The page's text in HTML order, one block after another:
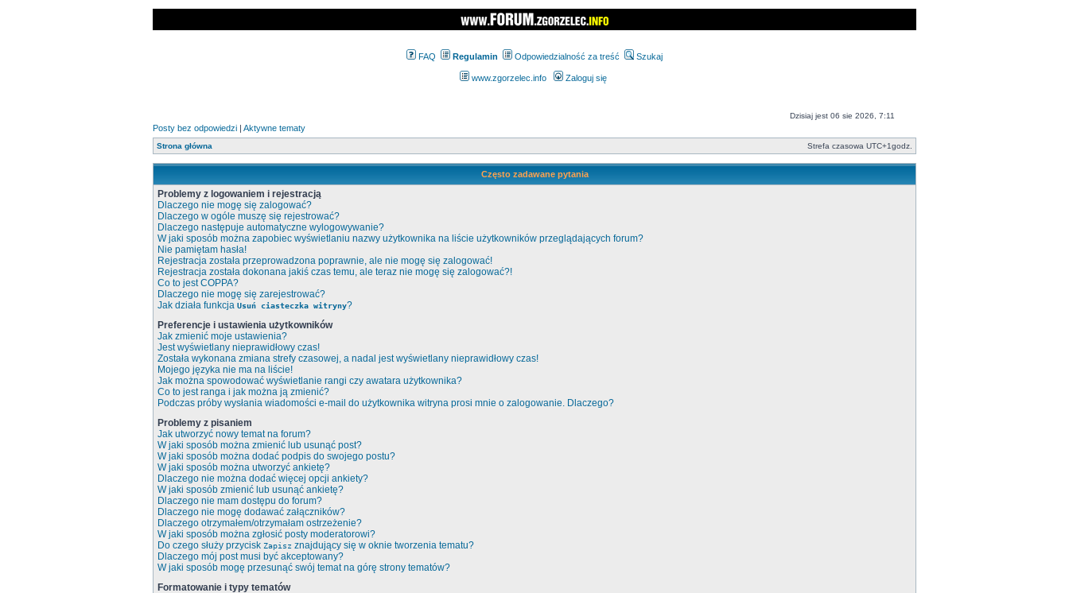
FAQ Regulamin Odpowiedzialność za treść Szukaj
www.zgorzelec.info Zaloguj się
Dzisiaj jest 06 sie 2026, 7:11
Posty bez odpowiedzi | Aktywne tematy
Strona główna Strefa czasowa UTC+1godz.
Często zadawane pytania
Problemy z logowaniem i rejestracją
Dlaczego nie mogę się zalogować?
Dlaczego w ogóle muszę się rejestrować?
Dlaczego następuje automatyczne wylogowywanie?
W jaki sposób można zapobiec wyświetlaniu nazwy użytkownika na liście użytkowników przeglądających forum?
Nie pamiętam hasła!
Rejestracja została przeprowadzona poprawnie, ale nie mogę się zalogować!
Rejestracja została dokonana jakiś czas temu, ale teraz nie mogę się zalogować?!
Co to jest COPPA?
Dlaczego nie mogę się zarejestrować?
Jak działa funkcja Usuń ciasteczka witryny?
Preferencje i ustawienia użytkowników
Jak zmienić moje ustawienia?
Jest wyświetlany nieprawidłowy czas!
Została wykonana zmiana strefy czasowej, a nadal jest wyświetlany nieprawidłowy czas!
Mojego języka nie ma na liście!
Jak można spowodować wyświetlanie rangi czy awatara użytkownika?
Co to jest ranga i jak można ją zmienić?
Podczas próby wysłania wiadomości e-mail do użytkownika witryna prosi mnie o zalogowanie. Dlaczego?
Problemy z pisaniem
Jak utworzyć nowy temat na forum?
W jaki sposób można zmienić lub usunąć post?
W jaki sposób można dodać podpis do swojego postu?
W jaki sposób można utworzyć ankietę?
Dlaczego nie można dodać więcej opcji ankiety?
W jaki sposób zmienić lub usunąć ankietę?
Dlaczego nie mam dostępu do forum?
Dlaczego nie mogę dodawać załączników?
Dlaczego otrzymałem/otrzymałam ostrzeżenie?
W jaki sposób można zgłosić posty moderatorowi?
Do czego służy przycisk Zapisz znajdujący się w oknie tworzenia tematu?
Dlaczego mój post musi być akceptowany?
W jaki sposób mogę przesunąć swój temat na górę strony tematów?
Formatowanie i typy tematów